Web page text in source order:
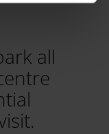
all